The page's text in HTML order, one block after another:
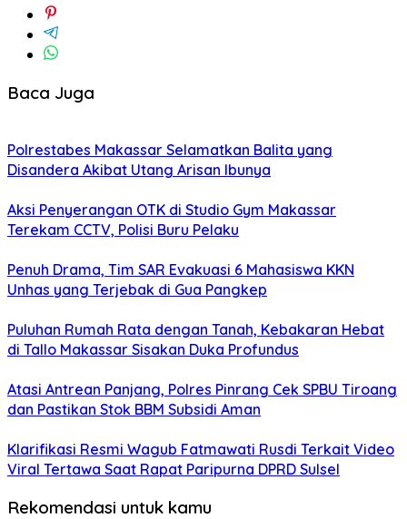
Baca Juga
Polrestabes Makassar Selamatkan Balita yang
Disandera Akibat Utang Arisan Ibunya
Aksi Penyerangan OTK di Studio Gym Makassar
Terekam CCTV, Polisi Buru Pelaku
Penuh Drama, Tim SAR Evakuasi 6 Mahasiswa KKN
Unhas yang Terjebak di Gua Pangkep
Puluhan Rumah Rata dengan Tanah, Kebakaran Hebat
di Tallo Makassar Sisakan Duka Profundus
Atasi Antrean Panjang, Polres Pinrang Cek SPBU Tiroang
dan Pastikan Stok BBM Subsidi Aman
Klarifikasi Resmi Wagub Fatmawati Rusdi Terkait Video
Viral Tertawa Saat Rapat Paripurna DPRD Sulsel
Rekomendasi untuk kamu